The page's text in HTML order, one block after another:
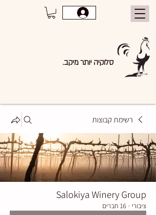
סלוקיה יותר מיקב.
רשימת קבוצות
Salokiya Winery Group
ציבורי · 16 חברים